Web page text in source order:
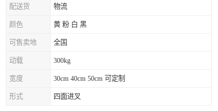
配送货 物流
颜色 黄 粉 白 黑
可售卖地 全国
动载 300kg
宽度 30cm 40cm 50cm 可定制
形式 四面进叉